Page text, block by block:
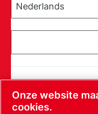
Door dit verzoek in
Onze website
cookies.